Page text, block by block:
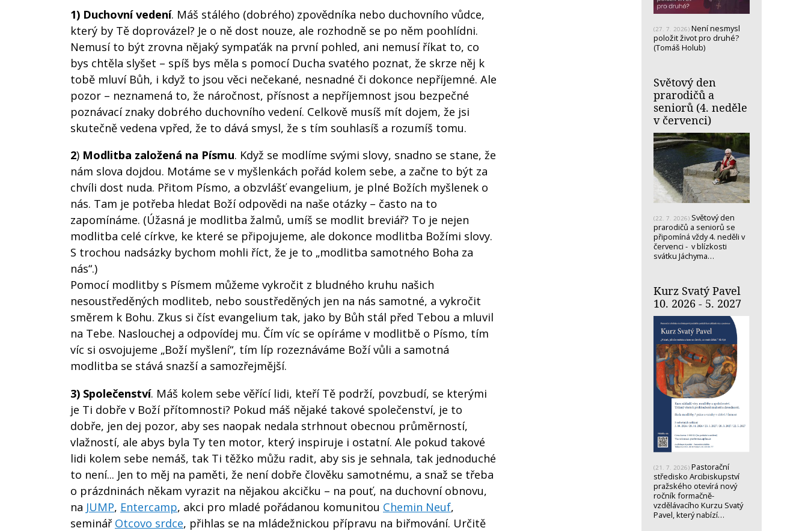
1) Duchovní vedení. Máš stálého (dobrého) zpovědníka nebo duchovního vůdce,
který by Tě doprovázel? Je o ně dost nouze, ale rozhodně se po něm poohlídni.
Nemusí to být zrovna nějaký sympaťák na první pohled, ani nemusí říkat to, co
bys chtěla slyšet – spíš bys měla s pomocí Ducha svatého poznat, že skrze něj k
tobě mluví Bůh, i když to jsou věci nečekané, nesnadné či dokonce nepříjemné. Ale
pozor – neznamená to, že náročnost, přísnost a nepříjemnost jsou bezpečné
poznávací znaky dobrého duchovního vedení. Celkově musíš mít dojem, že jsi
skutečně vedena vpřed, že to dává smysl, že s tím souhlasíš a rozumíš tomu.
2) Modlitba založená na Písmu. Když se modlíme svými slovy, snadno se stane, že
nám slova dojdou. Motáme se v myšlenkách pořád kolem sebe, a začne to být za
chvíli dost nuda. Přitom Písmo, a obzvlášť evangelium, je plné Božích myšlenek o
nás. Tam je potřeba hledat Boží odpovědi na naše otázky – často na to
zapomínáme. (Úžasná je modlitba žalmů, umíš se modlit breviář? To je nejen
modlitba celé církve, ke které se připojujeme, ale dokonce modlitba Božími slovy.
S trochou nadsázky bychom mohli říct, že je to „modlitba samotného Boha za
nás“.)
Pomocí modlitby s Písmem můžeme vykročit z bludného kruhu našich
nesoustředěných modliteb, nebo soustředěných jen na nás samotné, a vykročit
směrem k Bohu. Zkus si číst evangelium tak, jako by Bůh stál před Tebou a mluvil
na Tebe. Naslouchej a odpovídej mu. Čím víc se opíráme v modlitbě o Písmo, tím
víc si osvojujeme „Boží myšlení“, tím líp rozeznáváme Boží vůli a samotná
modlitba se stává snazší a samozřejmější.
3) Společenství. Máš kolem sebe věřící lidi, kteří Tě podrží, povzbudí, se kterými
je Ti dobře v Boží přítomnosti? Pokud máš nějaké takové společenství, je to
dobře, jen dej pozor, aby ses naopak nedala strhnout obecnou průměrností,
vlažností, ale abys byla Ty ten motor, který inspiruje i ostatní. Ale pokud takové
lidi kolem sebe nemáš, tak Ti těžko můžu radit, aby sis je sehnala, tak jednoduché
to není... Jen to měj na paměti, že není dobře člověku samotnému, a snaž se třeba
o prázdninách někam vyrazit na nějakou akcičku – na pouť, na duchovní obnovu,
na JUMP, Entercamp, akci pro mladé pořádanou komunitou Chemin Neuf,
seminář Otcovo srdce, přihlas se na mládežnickou přípravu na biřmování. Určitě
(27. 7. 2026) Není nesmysl
položit život pro druhé?
(Tomáš Holub)
Světový den
prarodičů a
seniorů (4. neděle
v červenci)
(22. 7. 2026) Světový den
prarodičů a seniorů se
připomíná vždy 4. neděli v
červenci - v blízkosti
svátku Jáchyma…
Kurz Svatý Pavel
10. 2026 - 5. 2027
(21. 7. 2026) Pastorační
středisko Arcibiskupství
pražského otevírá nový
ročník formačně-
vzdělávacího Kurzu Svatý
Pavel, který nabízí…